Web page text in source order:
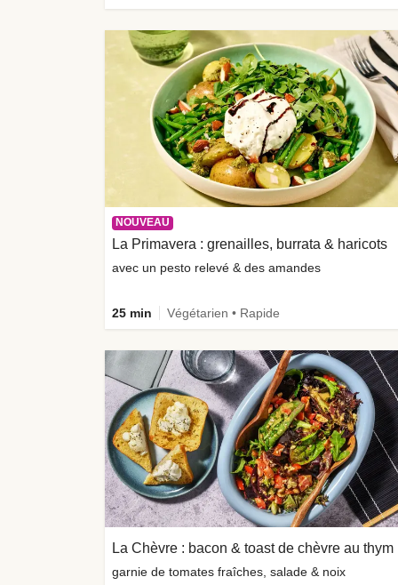
NOUVEAU
La Primavera : grenailles, burrata & haricots
avec un pesto relevé & des amandes
25 min Végétarien • Rapide
La Chèvre : bacon & toast de chèvre au thym
garnie de tomates fraîches, salade & noix